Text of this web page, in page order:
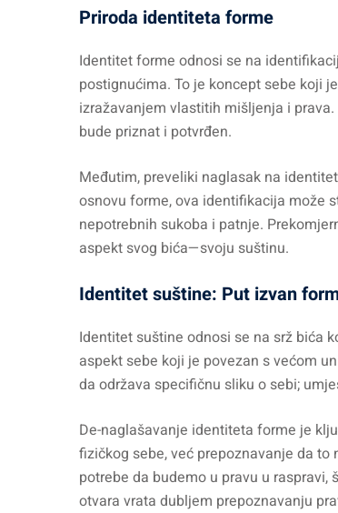
Priroda identiteta forme
Identitet forme odnosi se na
postignućima. To je koncept sebe koji
izražavanjem vlastitih mišljenja i
bude priznat i potvrđen.
Međutim, preveliki naglasak na
osnovu forme, ova identifikacija može
nepotrebnih sukoba i patnje.
aspekt svog bića—svoju suštinu.
Identitet suštine: Put izvan
Identitet suštine odnosi se na srž bića
aspekt sebe koji je povezan s većom
da održava specifičnu sliku o sebi;
De-naglašavanje identiteta forme je
fizičkog sebe, već prepoznavanje da
potrebe da budemo u pravu u
otvara vrata dubljem prepoznavanju